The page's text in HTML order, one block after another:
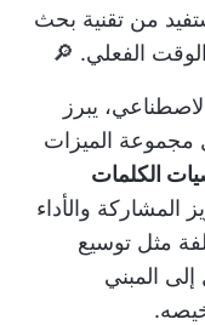
من تقنية بحث
يبرز
مجموعة الميزات
الكلمات
المشاركة والأداء
مثل توسيع
إلى المبني